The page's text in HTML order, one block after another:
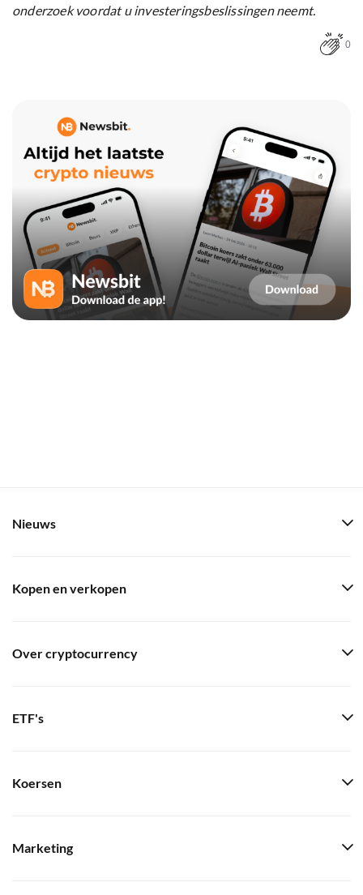
onderzoek voordat u investeringsbeslissingen neemt.
0
Nieuws
Kopen en verkopen
Over cryptocurrency
ETF's
Koersen
Marketing